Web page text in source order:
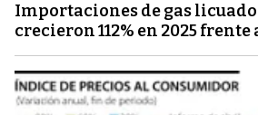
Importaciones de gas
crecieron 112% en 2025 frente